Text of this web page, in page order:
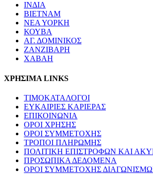
ΙΝΔΙΑ
ΒΙΕΤΝΑΜ
ΝΕΑ ΥΟΡΚΗ
ΚΟΥΒΑ
ΑΓ. ΔΟΜΙΝΙΚΟΣ
ΖΑΝΖΙΒΑΡΗ
ΧΑΒΑΗ
ΧΡΗΣΙΜΑ LINKS
ΤΙΜΟΚΑΤΑΛΟΓΟΙ
ΕΥΚΑΙΡΙΕΣ ΚΑΡΙΕΡΑΣ
ΕΠΙΚΟΙΝΩΝΙΑ
ΟΡΟΙ ΧΡΗΣΗΣ
ΟΡΟΙ ΣΥΜΜΕΤΟΧΗΣ
ΤΡΟΠΟΙ ΠΛΗΡΩΜΗΣ
ΠΟΛΙΤΙΚΗ ΕΠΙΣΤΡΟΦΩΝ ΚΑΙ
ΠΡΟΣΩΠΙΚΑ ΔΕΔΟΜΕΝΑ
ΟΡΟΙ ΣΥΜΜΕΤΟΧΗΣ